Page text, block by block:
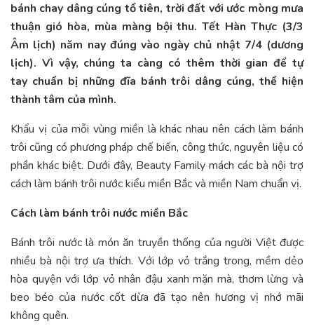
bánh chay dâng cúng tổ tiên, trời đất với ước mòng mưa
thuận gió hòa, mùa màng bội thu. Tết Hàn Thực (3/3
Âm lịch) năm nay đúng vào ngày chủ nhật 7/4 (dương
lịch). Vì vậy, chúng ta càng có thêm thời gian để tự
tay chuẩn bị những đĩa bánh trôi dâng cúng, thể hiện
thành tâm của mình.
Khẩu vị của mỗi vùng miền là khác nhau nên cách làm bánh
trôi cũng có phương pháp chế biến, công thức, nguyên liệu có
phần khác biệt. Dưới đây, Beauty Family mách các bà nội trợ
cách làm bánh trôi nước kiểu miền Bắc và miền Nam chuẩn vị.
Cách làm bánh trôi nước miền Bắc
Bánh trôi nước là món ăn truyền thống của người Việt được
nhiều bà nội trợ ưa thích. Với lớp vỏ trắng trong, mềm dẻo
hòa quyện với lớp vỏ nhân đậu xanh mặn mà, thơm lừng và
beo béo của nước cốt dừa đã tạo nên hương vị nhớ mãi
không quên.